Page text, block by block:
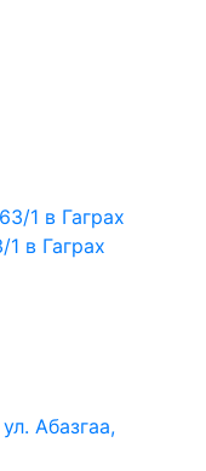
в Гаграх